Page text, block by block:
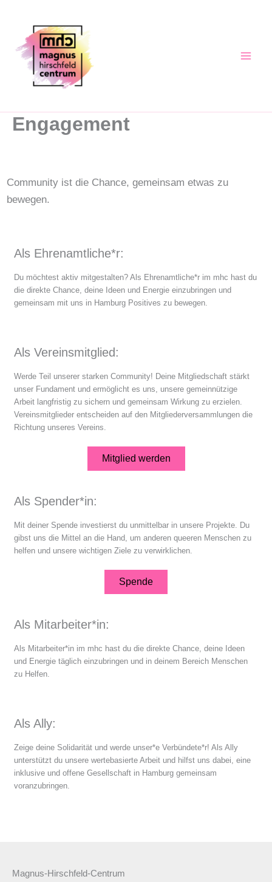
springen
Engagement
Community ist die Chance, gemeinsam etwas zu
bewegen.
Als Ehrenamtliche*r:
Du möchtest aktiv mitgestalten? Als Ehrenamtliche*r im mhc hast du
die direkte Chance, deine Ideen und Energie einzubringen und
gemeinsam mit uns in Hamburg Positives zu bewegen.
Als Vereinsmitglied:
Werde Teil unserer starken Community! Deine Mitgliedschaft stärkt
unser Fundament und ermöglicht es uns, unsere gemeinnützige
Arbeit langfristig zu sichern und gemeinsam Wirkung zu erzielen.
Vereinsmitglieder entscheiden auf den Mitgliederversammlungen die
Richtung unseres Vereins.
Mitglied werden
Als Spender*in:
Mit deiner Spende investierst du unmittelbar in unsere Projekte. Du
gibst uns die Mittel an die Hand, um anderen queeren Menschen zu
helfen und unsere wichtigen Ziele zu verwirklichen.
Spende
Als Mitarbeiter*in:
Als Mitarbeiter*in im mhc hast du die direkte Chance, deine Ideen
und Energie täglich einzubringen und in deinem Bereich Menschen
zu Helfen.
Als Ally:
Zeige deine Solidarität und werde unser*e Verbündete*r! Als Ally
unterstützt du unsere wertebasierte Arbeit und hilfst uns dabei, eine
inklusive und offene Gesellschaft in Hamburg gemeinsam
voranzubringen.
Magnus-Hirschfeld-Centrum